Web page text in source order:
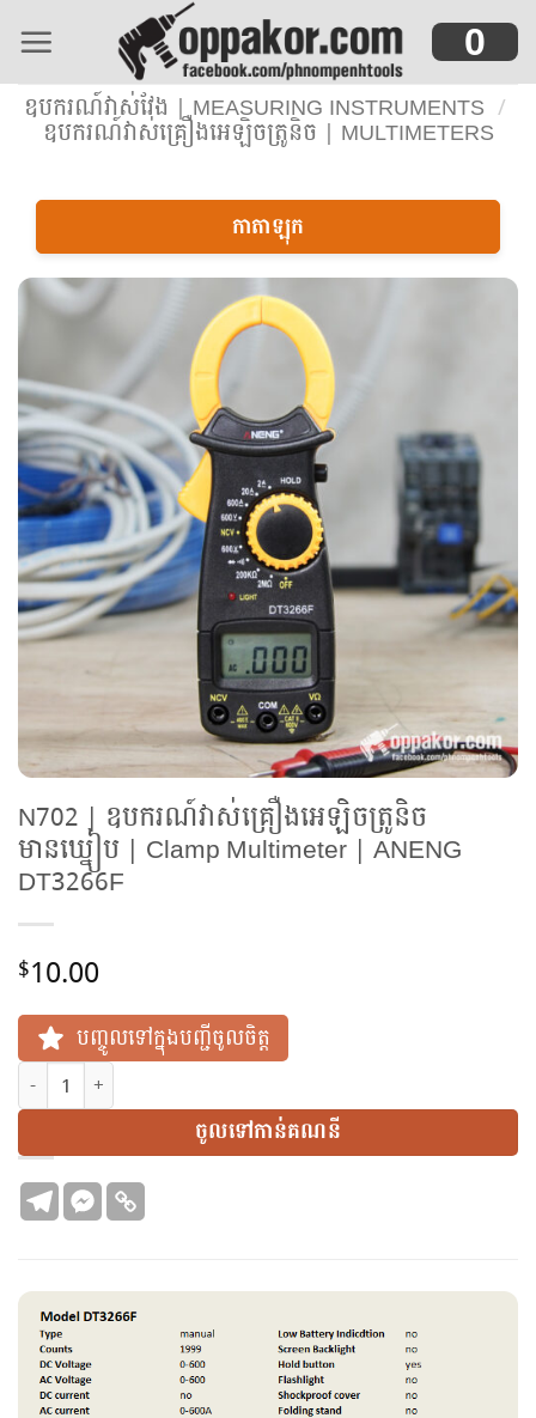
0
ឧបករណ៍វាស់វែង | MEASURING INSTRUMENTS /
ឧបករណ៍វាស់គ្រឿងអេឡិចត្រូនិច | MULTIMETERS
កាតាឡុក
N702 | ឧបករណ៍វាស់គ្រឿងអេឡិចត្រូនិច
មានឃ្នៀប | Clamp Multimeter | ANENG
DT3266F
$10.00
បញ្ចូលទៅក្នុងបញ្ជីចូលចិត្ត
N702 | ឧបករណ៍វាស់គ្រឿងអេឡិចត្រូនិចមានឃ្នៀប | Clamp Multimeter
ចូលទៅកាន់គណនី